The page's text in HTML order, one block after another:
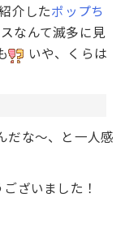
介したポップち
なんて滅多に見
いや、くらは
だな〜、と一人感
ざいました！